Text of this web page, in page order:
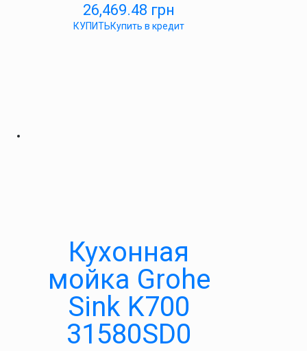
26,469.48 грн
КУПИТЬКупить в кредит
Кухонная
мойка Grohe
Sink K700
31580SD0